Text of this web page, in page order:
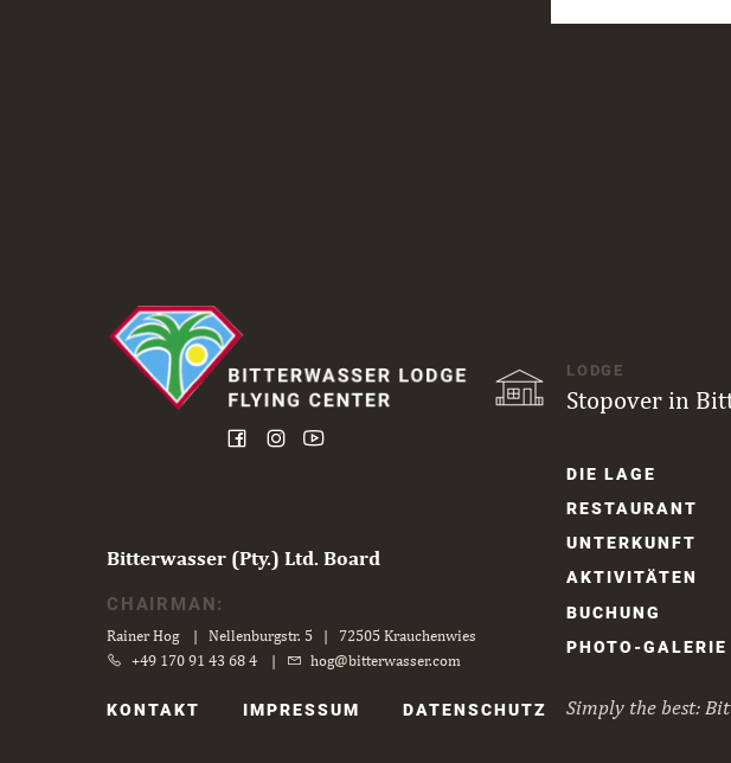
Bitterwasser (Pty.) Ltd. Board
CHAIRMAN:
Rainer Hog | Nellenburgstr. 5 | 72505 Krauchenwies
+49 170 91 43 68 4| hog@bitterwasser.com
LODGE
Stopover in
Navigation
DIE LAGE
RESTAURANT
UNTER­KUNFT
AKTIVITÄTEN
BUCHUNG
PHOTO-GALERIE
Navigation
KONTAKT IMPRESSUM DATENSCHUTZ Simply the best: